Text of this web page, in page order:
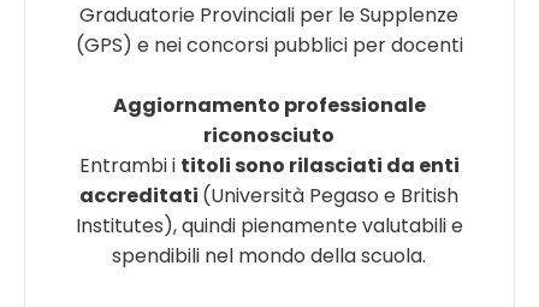
Graduatorie Provinciali per le Supplenze
(GPS) e nei concorsi pubblici per docenti
Aggiornamento professionale
riconosciuto
Entrambi i titoli sono rilasciati da enti
accreditati (Università Pegaso e British
Institutes), quindi pienamente valutabili e
spendibili nel mondo della scuola.